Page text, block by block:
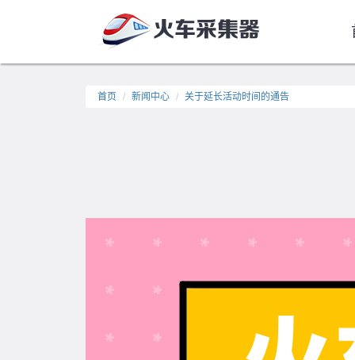
首页 新闻中心 关于延长活动时间的通告